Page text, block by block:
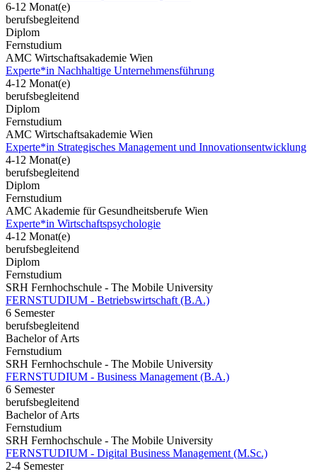
6-12 Monat(e)
berufsbegleitend
Diplom
Fernstudium
AMC Wirtschaftsakademie Wien
Experte*in Nachhaltige Unternehmensführung
4-12 Monat(e)
berufsbegleitend
Diplom
Fernstudium
AMC Wirtschaftsakademie Wien
Experte*in Strategisches Management und Innovationsentwicklung
4-12 Monat(e)
berufsbegleitend
Diplom
Fernstudium
AMC Akademie für Gesundheitsberufe Wien
Experte*in Wirtschaftspsychologie
4-12 Monat(e)
berufsbegleitend
Diplom
Fernstudium
SRH Fernhochschule - The Mobile University
FERNSTUDIUM - Betriebswirtschaft (B.A.)
6 Semester
berufsbegleitend
Bachelor of Arts
Fernstudium
SRH Fernhochschule - The Mobile University
FERNSTUDIUM - Business Management (B.A.)
6 Semester
berufsbegleitend
Bachelor of Arts
Fernstudium
SRH Fernhochschule - The Mobile University
FERNSTUDIUM - Digital Business Management (M.Sc.)
2-4 Semester